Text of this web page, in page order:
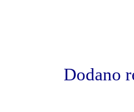
Dodano